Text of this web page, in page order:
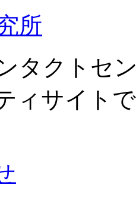
所
タクトセ
ィサイト